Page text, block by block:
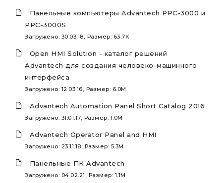
Панельные компьютеры Advantech PPC-3000 и
PPC-3000S
Загружено: 30.03.18, Размер: 63.7K
Open HMI Solution - каталог решений
Advantech для создания человеко-машинного
интерфейса
Загружено: 12.03.16, Размер: 6.0M
Advantech Automation Panel Short Catalog 2016
Загружено: 31.01.17, Размер: 1.0M
Advantech Operator Panel and HMI
Загружено: 23.11.18, Размер: 5.3M
Панельные ПК Advantech
Загружено: 04.02.21, Размер: 1.1M